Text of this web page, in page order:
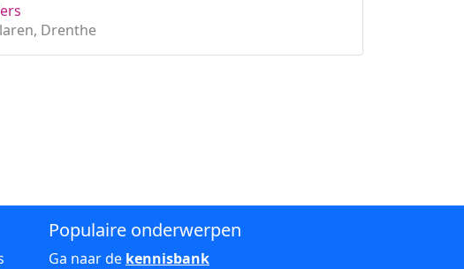
Drenthe
Populaire onderwerpen
Ga naar de kennisbank